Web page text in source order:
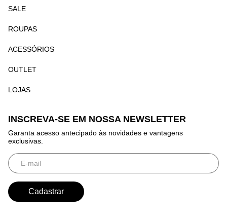
SALE
ROUPAS
ACESSÓRIOS
OUTLET
LOJAS
INSCREVA-SE EM NOSSA NEWSLETTER
Garanta acesso antecipado às novidades e vantagens
exclusivas.